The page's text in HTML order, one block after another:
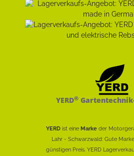
YERD®
YERD ist eine Marke der
Lahr - Schwarzwald: Gute
günstigen Preis. YERD